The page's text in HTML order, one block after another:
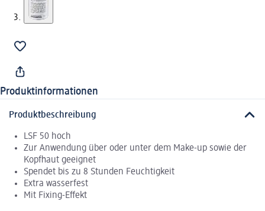
Produktinformationen
Produktbeschreibung
LSF 50 hoch
Zur Anwendung über oder unter dem Make-up sowie der
Kopfhaut geeignet
Spendet bis zu 8 Stunden Feuchtigkeit
Extra wasserfest
Mit Fixing-Effekt